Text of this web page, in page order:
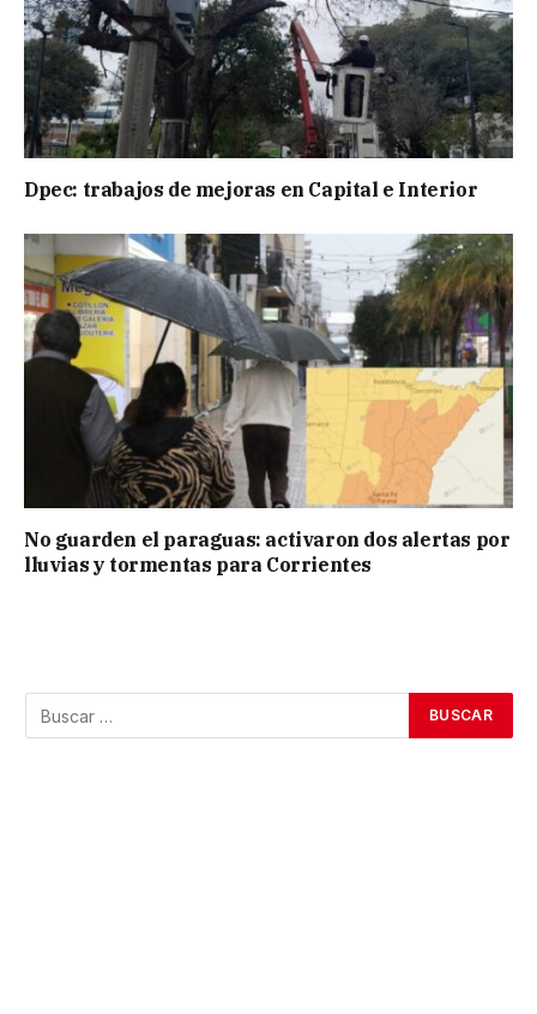
Dpec: trabajos de mejoras en Capital e Interior
No guarden el paraguas: activaron dos alertas por
lluvias y tormentas para Corrientes